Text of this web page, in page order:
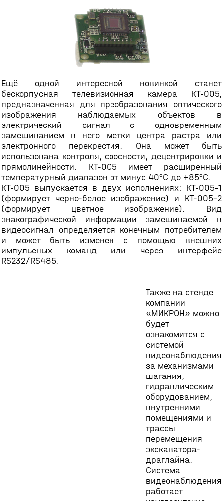
Ещё одной интересной новинкой станет
бескорпусная телевизионная камера КТ-005,
предназначенная для преобразования оптического
изображения наблюдаемых объектов в
электрический сигнал с одновременным
замешиванием в него метки центра растра или
электронного перекрестия. Она может быть
использована контроля, соосности, децентрировки и
прямолинейности. КТ-005 имеет расширенный
температурный диапазон от минус 40°С до +85°С.
КТ-005 выпускается в двух исполнениях: КТ-005-1
(формирует черно-белое изображение) и КТ-005-2
(формирует цветное изображение). Вид
знакографической информации замешиваемой в
видеосигнал определяется конечным потребителем
и может быть изменен с помощью внешних
импульсных команд или через интерфейс
RS232/RS485.
Также на стенде
компании
«МИКРОН» можно
будет
ознакомится с
системой
видеонаблюдения
за механизмами
шагания,
гидравлическим
оборудованием,
внутренними
помещениями и
трассы
перемещения
экскаватора-
драглайна.
Система
видеонаблюдения
работает